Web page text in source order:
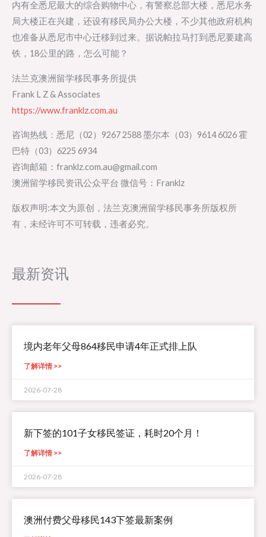
内有全悉尼最大的综合购物中心，有警察总部大楼，悉尼水务
局大楼正在兴建，还设有移民局办公大楼，不少其他政府机构
也准备从悉尼市中心迁移到过来。据说帕拉马打到悉尼要建高
铁，18公里的路，怎么可能？
法兰克澳洲留学移民事务所提供
Frank L Z & Associates
https://www.franklz.com.au
咨询热线：悉尼（02）9267 2588 墨尔本（03）9614 6026 霍
巴特（03）6225 6934
咨询邮箱：franklz.com.au@gmail.com
澳洲留学移民资讯公众平台 微信号：Franklz
版权声明:本文为原创，法兰克澳洲留学移民事务所版权所
有，未经许可不可转载，违者必究。
最新资讯
境内老年父母864移民申请4年正式排上队
了解详情 >>
2026-07-28
新下签的101子女移民签证，耗时20个月！
了解详情 >>
2026-07-28
澳洲付费父母移民143下签最新案例